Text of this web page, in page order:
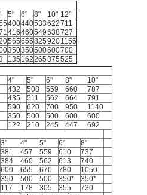
5" 6" 8" 10" 12"
400440533622711
416460549638727
5656558259201155
350350500600700
135 162265375525
4" 5" 6" 8"
10"
432 508 559 660
787
435 511 562 664
791
590 620 700 950
1140
350 500 500 600
600
122 210 245 447
692
3" 4" 5" 6"
8"
381 457 559 610
737
384 460 562 613
740
600 655 670 780
1050
350 500 500 350*
350*
117 178 305 355
730